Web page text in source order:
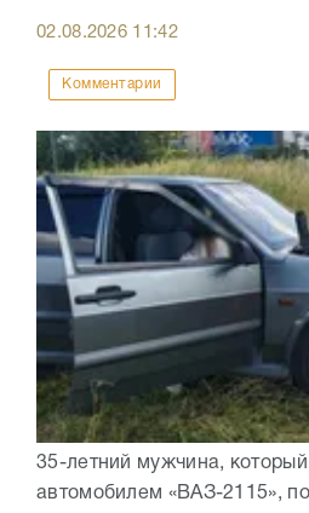
02.08.2026 11:42
Комментарии
35-летний мужчина, который
автомобилем «ВАЗ-2115»,